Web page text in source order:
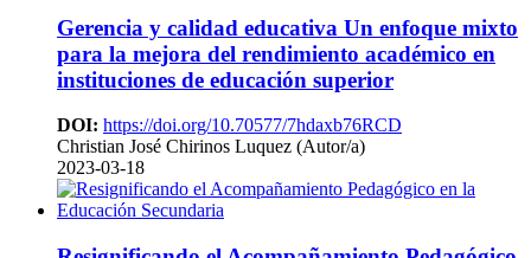
Gerencia y calidad educativa Un enfoque mixto
para la mejora del rendimiento académico en
instituciones de educación superior
DOI: https://doi.org/10.70577/7hdaxb76RCD
Christian José Chirinos Luquez (Autor/a)
2023-03-18